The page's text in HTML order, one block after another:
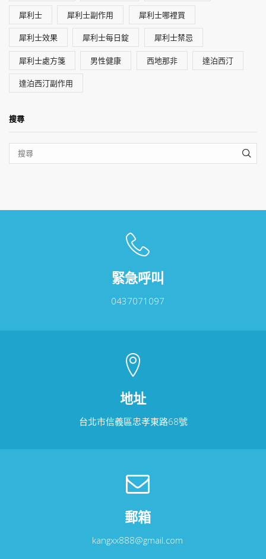
犀利士 犀利士副作用 犀利士哪裡買
犀利士效果 犀利士每日錠 犀利士禁忌
犀利士處方箋 男性健康 西地那非 達泊西汀
達泊西汀副作用
搜尋
緊急呼叫
0437071097
地址
台北市信義區忠孝東路68號
郵箱
kangxx888@gmail.com